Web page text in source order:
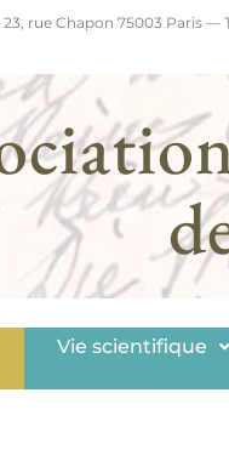
rue Chapon 75003 Paris —
Vie scientifique